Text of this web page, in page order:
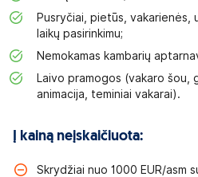
Pusryčiai, pietūs, vakarienės,
laikų pasirinkimu;
Nemokamas kambarių
Laivo pramogos (vakaro šou,
animacija, teminiai vakarai).
Į kainą neįskaičiuota:
Skrydžiai nuo 1000 EUR/asm